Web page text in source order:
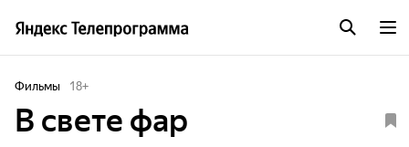
Фильмы 18+
В свете фар